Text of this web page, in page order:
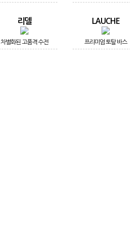
리델
차별화된 고품격 수전
LAUCHE
프리미엄 토탈 바스